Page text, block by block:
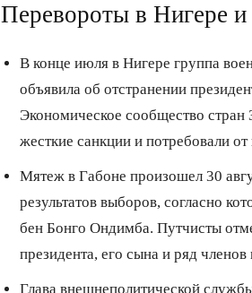
Перевороты в Нигере и
В конце июля в Нигере группа
объявила об отстранении
Экономическое сообщество
жесткие санкции и потребовали
Мятеж в Габоне произошел 30
результатов выборов, согласно
бен Бонго Ондимба. Путчисты
президента, его сына и ряд членов
Глава внешнеполитической